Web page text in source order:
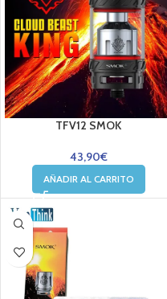
TFV12 SMOK
43,90€
AÑADIR AL CARRITO